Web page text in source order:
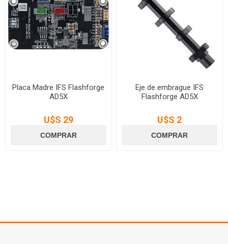
Placa Madre IFS Flashforge
AD5X
U$S 29
Eje de embrague IFS
Flashforge AD5X
U$S 2